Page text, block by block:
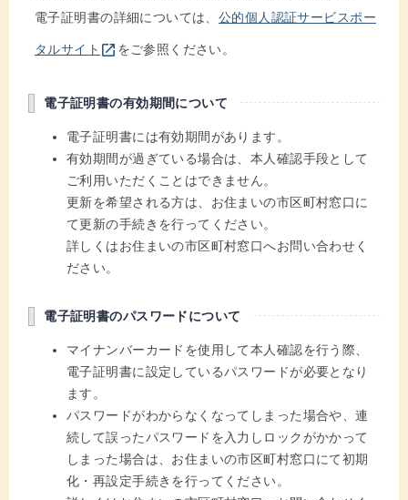
電子証明書の詳細については、 公的個人認証サービスポー
タルサイト open_in_new をご参照ください。
電子証明書の有効期間について
電子証明書には有効期間があります。
有効期間が過ぎている場合は、本人確認手段として
ご利用いただくことはできません。
更新を希望される方は、お住まいの市区町村窓口に
て更新の手続きを行ってください。
詳しくはお住まいの市区町村窓口へお問い合わせく
ださい。
電子証明書のパスワードについて
マイナンバーカードを使用して本人確認を行う際、
電子証明書に設定しているパスワードが必要となり
ます。
パスワードがわからなくなってしまった場合や、連
続して誤ったパスワードを入力しロックがかかって
しまった場合は、お住まいの市区町村窓口にて初期
化・再設定手続きを行ってください。